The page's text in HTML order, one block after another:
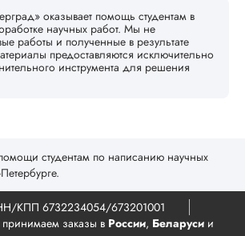
оказывает помощь студентам в
научных работ. Мы не
работы и полученные в результате
предоставляются исключительно
инструмента для решения
студентам по написанию научных
КПП 6732234054/673201001
заказы в России, Беларуси и